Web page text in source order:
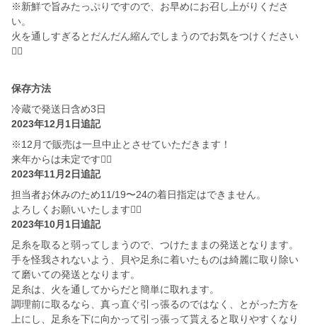
※新鮮で旨みたっぷりですので、お早めにお召し上がりくださ
い。
火を通しすぎるとだんだん縮んでしまうのでお気をつけください
🙇‍♀️
保存方法
冷蔵で発送日含め3日
2023年12月1日追記
※12月で販売は一旦中止とさせていただきます！
来年からは未定です🙇‍♀️
2023年11月2日追記
担当者お休みのため11/19〜24の着日指定はできません。
よろしくお願いいたします🙇‍♀️
2023年10月1日追記
足糸を取ると弱ってしまうので、つけたままの発送となります。
手を怪我されないよう、貝や足糸に着いたものは綺麗に取り除い
て磨いての発送となります。
足糸は、火を通してからだと簡単に取れます。
調理前に取るなら、真っ直ぐ引っ張るのではなく、とがった方を
上にし、足糸を下に向かって引っ張って貰えると取りやすくなり